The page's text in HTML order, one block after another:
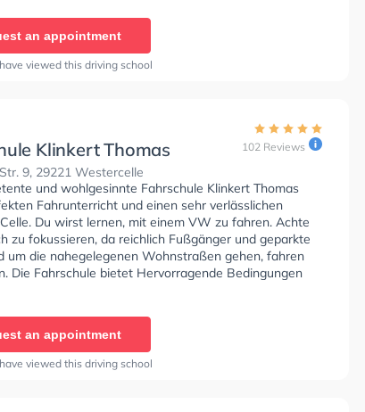
zu erhalten. In der Fahrschule Meyer Sie
Termin online anfragen.
an appointment
viewed this driving school
Klinkert Thomas
9, 29221 Westercelle
102 Reviews
und wohlgesinnte Fahrschule Klinkert Thomas
Fahrunterricht und einen sehr verlässlichen
Du wirst lernen, mit einem VW zu fahren. Achte
zu fokussieren, da reichlich Fußgänger und geparkte
um die nahegelegenen Wohnstraßen gehen, fahren
Die Fahrschule bietet Hervorragende Bedingungen
B zu erhalten. In der Fahrschule Klinkert Thomas
an appointment
viewed this driving school